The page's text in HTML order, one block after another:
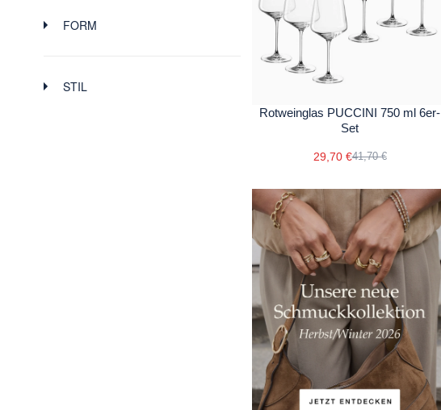
FORM
STIL
Rotweinglas PUCCINI 750 ml 6er-
Set
29,70 €41,70 €